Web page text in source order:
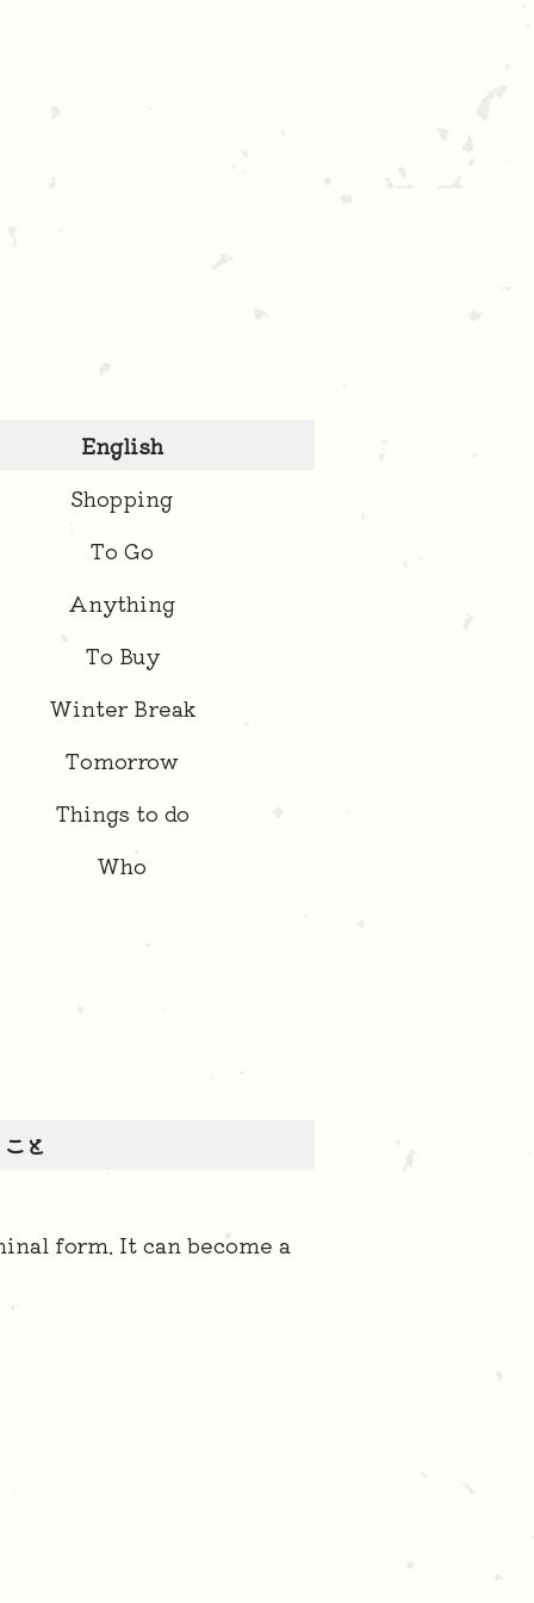
English
Shopping
To Go
Anything
To Buy
Winter Break
Tomorrow
Things to do
Who
こと
form. It can become a